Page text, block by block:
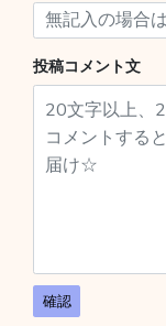
投稿コメント文
確認